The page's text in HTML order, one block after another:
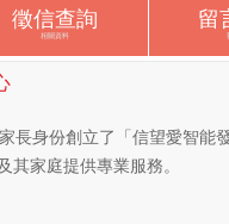
徵信查詢
相關資料
留
長身份創立了「信望愛智能
家庭提供專業服務。